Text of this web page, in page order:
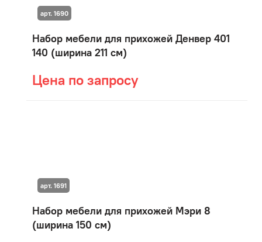
Набор мебели для прихожей Денвер 401
140 (ширина 211 см)
Цена по запросу
арт. 1690
Набор мебели для прихожей Мэри 8
(ширина 150 см)
арт. 1691